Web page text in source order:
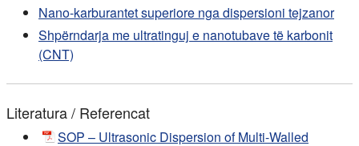
Nano-karburantet superiore nga dispersioni tejzanor
Shpërndarja me ultratinguj e nanotubave të karbonit
(CNT)
Literatura / Referencat
SOP – Ultrasonic Dispersion of Multi-Walled